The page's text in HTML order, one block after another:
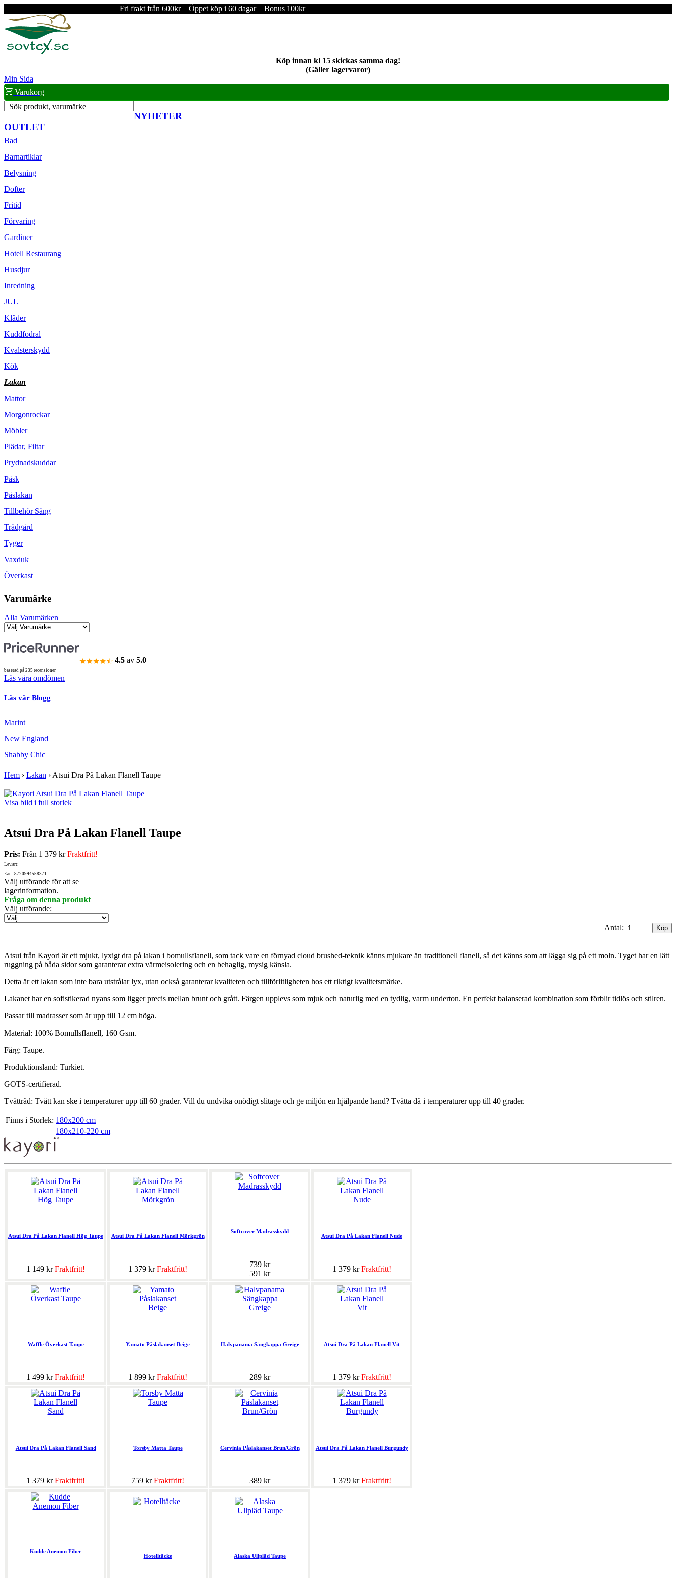
Fri frakt från 600kr Öppet köp i 60 dagar Bonus 100kr
Köp innan kl 15 skickas samma dag!
(Gäller lagervaror)
Min Sida
Varukorg
Sök produkt, varumärke
NYHETER
OUTLET
Bad
Barnartiklar
Belysning
Dofter
Fritid
Förvaring
Gardiner
Hotell Restaurang
Husdjur
Inredning
JUL
Kläder
Kuddfodral
Kvalsterskydd
Kök
Lakan
Mattor
Morgonrockar
Möbler
Plädar, Filtar
Prydnadskuddar
Påsk
Påslakan
Tillbehör Säng
Trädgård
Tyger
Vaxduk
Överkast
Varumärke
Alla Varumärken
4.5 av 5.0
baserad på 235 recensioner
Läs våra omdömen
Läs vår Blogg
Marint
New England
Shabby Chic
Hem › Lakan ›Atsui Dra På Lakan Flanell Taupe
Visa bild i full storlek
Atsui Dra På Lakan Flanell Taupe
Pris: Från 1 379 krFraktfritt!
Lev.art:
Ean: 8720994558371
Välj utförande för att se
lagerinformation.
Fråga om denna produkt
Välj utförande:
Antal:
Atsui från Kayori är ett mjukt, lyxigt dra på lakan i bomullsflanell, som tack vare en förnyad cloud brushed-teknik känns mjukare än traditionell flanell, så det känns som att lägga sig på ett moln. Tyget har en lätt
ruggning på båda sidor som garanterar extra värmeisolering och en behaglig, mysig känsla.
Detta är ett lakan som inte bara utstrålar lyx, utan också garanterar kvaliteten och tillförlitligheten hos ett riktigt kvalitetsmärke.
Lakanet har en sofistikerad nyans som ligger precis mellan brunt och grått. Färgen upplevs som mjuk och naturlig med en tydlig, varm underton. En perfekt balanserad kombination som förblir tidlös och stilren.
Passar till madrasser som är upp till 12 cm höga.
Material: 100% Bomullsflanell, 160 Gsm.
Färg: Taupe.
Produktionsland: Turkiet.
GOTS-certifierad.
Tvättråd: Tvätt kan ske i temperaturer upp till 60 grader. Vill du undvika onödigt slitage och ge miljön en hjälpande hand? Tvätta då i temperaturer upp till 40 grader.
Finns i Storlek: 180x200 cm
180x210-220 cm
Atsui Dra På Lakan Flanell Hög Taupe
1 149 krFraktfritt!
Atsui Dra På Lakan Flanell Mörkgrön
1 379 krFraktfritt!
Softcover Madrasskydd
739 kr
591 kr
Atsui Dra På Lakan Flanell Nude
1 379 krFraktfritt!
Waffle Överkast Taupe
1 499 krFraktfritt!
Yamato Påslakanset Beige
1 899 krFraktfritt!
Halvpanama Sängkappa Greige
289 kr
Atsui Dra På Lakan Flanell Vit
1 379 krFraktfritt!
Atsui Dra På Lakan Flanell Sand
1 379 krFraktfritt!
Torsby Matta Taupe
759 krFraktfritt!
Cervinia Påslakanset Brun/Grön
389 kr
Atsui Dra På Lakan Flanell Burgundy
1 379 krFraktfritt!
Kudde Anemon Fiber
Hotelltäcke Alaska Ullpläd Taupe